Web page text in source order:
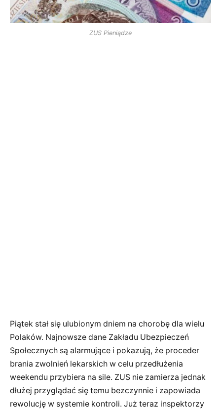
ZUS Pieniądze
Piątek stał się ulubionym dniem na chorobę dla wielu
Polaków. Najnowsze dane Zakładu Ubezpieczeń
Społecznych są alarmujące i pokazują, że proceder
brania zwolnień lekarskich w celu przedłużenia
weekendu przybiera na sile. ZUS nie zamierza jednak
dłużej przyglądać się temu bezczynnie i zapowiada
rewolucję w systemie kontroli. Już teraz inspektorzy